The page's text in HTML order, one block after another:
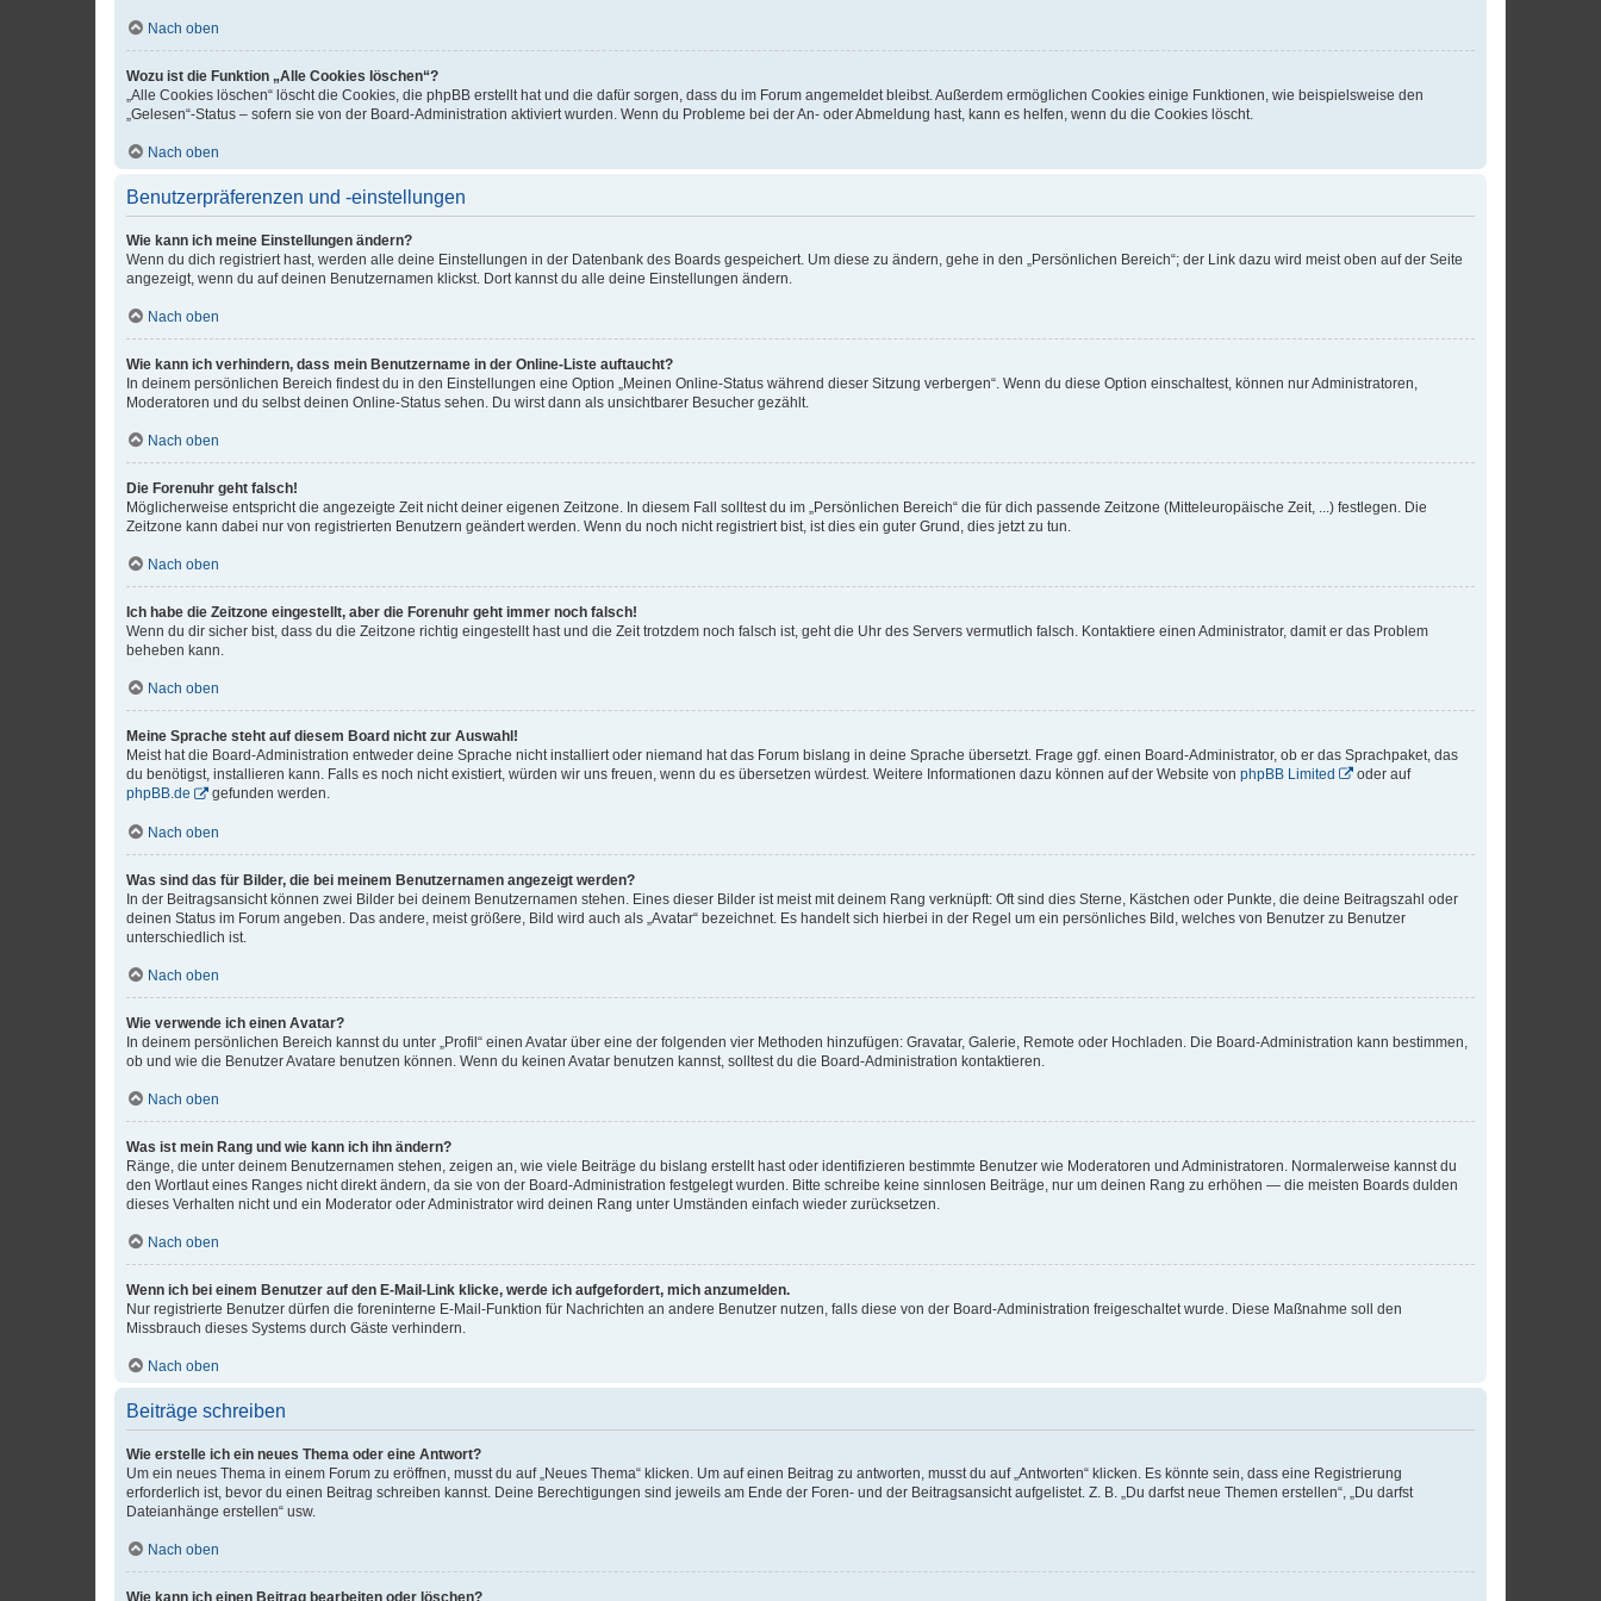
Nach oben
Wozu ist die Funktion „Alle Cookies löschen“?
„Alle Cookies löschen“ löscht die Cookies, die phpBB erstellt hat und die dafür sorgen, dass du im Forum angemeldet bleibst. Außerdem ermöglichen Cookies einige Funktionen, wie beispielsweise den
„Gelesen“-Status – sofern sie von der Board-Administration aktiviert wurden. Wenn du Probleme bei der An- oder Abmeldung hast, kann es helfen, wenn du die Cookies löscht.
Nach oben
Benutzerpräferenzen und -einstellungen
Wie kann ich meine Einstellungen ändern?
Wenn du dich registriert hast, werden alle deine Einstellungen in der Datenbank des Boards gespeichert. Um diese zu ändern, gehe in den „Persönlichen Bereich“; der Link dazu wird meist oben auf der Seite
angezeigt, wenn du auf deinen Benutzernamen klickst. Dort kannst du alle deine Einstellungen ändern.
Nach oben
Wie kann ich verhindern, dass mein Benutzername in der Online-Liste auftaucht?
In deinem persönlichen Bereich findest du in den Einstellungen eine Option „Meinen Online-Status während dieser Sitzung verbergen“. Wenn du diese Option einschaltest, können nur Administratoren,
Moderatoren und du selbst deinen Online-Status sehen. Du wirst dann als unsichtbarer Besucher gezählt.
Nach oben
Die Forenuhr geht falsch!
Möglicherweise entspricht die angezeigte Zeit nicht deiner eigenen Zeitzone. In diesem Fall solltest du im „Persönlichen Bereich“ die für dich passende Zeitzone (Mitteleuropäische Zeit, ...) festlegen. Die
Zeitzone kann dabei nur von registrierten Benutzern geändert werden. Wenn du noch nicht registriert bist, ist dies ein guter Grund, dies jetzt zu tun.
Nach oben
Ich habe die Zeitzone eingestellt, aber die Forenuhr geht immer noch falsch!
Wenn du dir sicher bist, dass du die Zeitzone richtig eingestellt hast und die Zeit trotzdem noch falsch ist, geht die Uhr des Servers vermutlich falsch. Kontaktiere einen Administrator, damit er das Problem
beheben kann.
Nach oben
Meine Sprache steht auf diesem Board nicht zur Auswahl!
Meist hat die Board-Administration entweder deine Sprache nicht installiert oder niemand hat das Forum bislang in deine Sprache übersetzt. Frage ggf. einen Board-Administrator, ob er das Sprachpaket, das
du benötigst, installieren kann. Falls es noch nicht existiert, würden wir uns freuen, wenn du es übersetzen würdest. Weitere Informationen dazu können auf der Website von phpBB Limited
oder auf
phpBB.de
gefunden werden.
Nach oben
Was sind das für Bilder, die bei meinem Benutzernamen angezeigt werden?
In der Beitragsansicht können zwei Bilder bei deinem Benutzernamen stehen. Eines dieser Bilder ist meist mit deinem Rang verknüpft: Oft sind dies Sterne, Kästchen oder Punkte, die deine Beitragszahl oder
deinen Status im Forum angeben. Das andere, meist größere, Bild wird auch als „Avatar“ bezeichnet. Es handelt sich hierbei in der Regel um ein persönliches Bild, welches von Benutzer zu Benutzer
unterschiedlich ist.
Nach oben
Wie verwende ich einen Avatar?
In deinem persönlichen Bereich kannst du unter „Profil“ einen Avatar über eine der folgenden vier Methoden hinzufügen: Gravatar, Galerie, Remote oder Hochladen. Die Board-Administration kann bestimmen,
ob und wie die Benutzer Avatare benutzen können. Wenn du keinen Avatar benutzen kannst, solltest du die Board-Administration kontaktieren.
Nach oben
Was ist mein Rang und wie kann ich ihn ändern?
Ränge, die unter deinem Benutzernamen stehen, zeigen an, wie viele Beiträge du bislang erstellt hast oder identifizieren bestimmte Benutzer wie Moderatoren und Administratoren. Normalerweise kannst du
den Wortlaut eines Ranges nicht direkt ändern, da sie von der Board-Administration festgelegt wurden. Bitte schreibe keine sinnlosen Beiträge, nur um deinen Rang zu erhöhen — die meisten Boards dulden
dieses Verhalten nicht und ein Moderator oder Administrator wird deinen Rang unter Umständen einfach wieder zurücksetzen.
Nach oben
Wenn ich bei einem Benutzer auf den E-Mail-Link klicke, werde ich aufgefordert, mich anzumelden.
Nur registrierte Benutzer dürfen die foreninterne E-Mail-Funktion für Nachrichten an andere Benutzer nutzen, falls diese von der Board-Administration freigeschaltet wurde. Diese Maßnahme soll den
Missbrauch dieses Systems durch Gäste verhindern.
Nach oben
Beiträge schreiben
Wie erstelle ich ein neues Thema oder eine Antwort?
Um ein neues Thema in einem Forum zu eröffnen, musst du auf „Neues Thema“ klicken. Um auf einen Beitrag zu antworten, musst du auf „Antworten“ klicken. Es könnte sein, dass eine Registrierung
erforderlich ist, bevor du einen Beitrag schreiben kannst. Deine Berechtigungen sind jeweils am Ende der Foren- und der Beitragsansicht aufgelistet. Z. B. „Du darfst neue Themen erstellen“, „Du darfst
Dateianhänge erstellen“ usw.
Nach oben
Wie kann ich einen Beitrag bearbeiten oder löschen?